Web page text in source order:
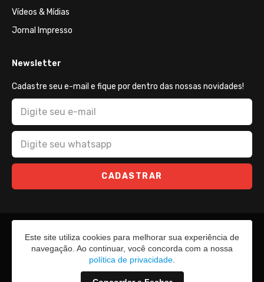
Vídeos & Mídias
Jornal Impresso
Newsletter
Cadastre seu e-mail e fique por dentro das nossas novidades!
CADASTRAR
Este site utiliza cookies para melhorar sua experiência de
navegação. Ao continuar, você concorda com a nossa
política de privacidade